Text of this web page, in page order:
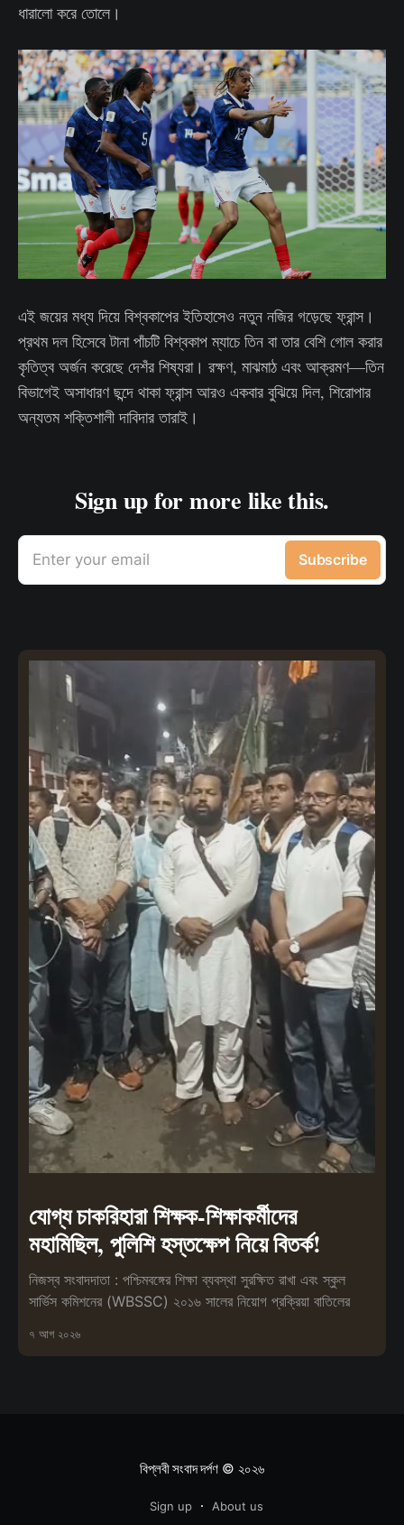
ধারালো করে তোলে।
এই জয়ের মধ্য দিয়ে বিশ্বকাপের ইতিহাসেও নতুন নজির গড়েছে ফ্রান্স।
প্রথম দল হিসেবে টানা পাঁচটি বিশ্বকাপ ম্যাচে তিন বা তার বেশি গোল করার
কৃতিত্ব অর্জন করেছে দেশঁর শিষ্যরা। রক্ষণ, মাঝমাঠ এবং আক্রমণ—তিন
বিভাগেই অসাধারণ ছন্দে থাকা ফ্রান্স আরও একবার বুঝিয়ে দিল, শিরোপার
অন্যতম শক্তিশালী দাবিদার তারাই।
Sign up for more like this.
Enter your email Subscribe
যোগ্য চাকরিহারা শিক্ষক-শিক্ষাকর্মীদের
মহামিছিল, পুলিশি হস্তক্ষেপ নিয়ে বিতর্ক!
নিজস্ব সংবাদদাতা : পশ্চিমবঙ্গের শিক্ষা ব্যবস্থা সুরক্ষিত রাখা এবং স্কুল
সার্ভিস কমিশনের (WBSSC) ২০১৬ সালের নিয়োগ প্রক্রিয়া বাতিলের
৭ আগ ২০২৬
বিপ্লবী সংবাদ দর্পণ© ২০২৬
Sign up About us